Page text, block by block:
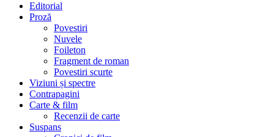
Editorial
Proză
Povestiri
Nuvele
Foileton
Fragment de roman
Povestiri scurte
Viziuni și spectre
Contrapagini
Carte & film
Recenzii de carte
Suspans